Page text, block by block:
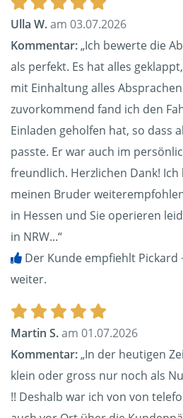
Ulla W.am 03.07.2026
Kommentar:„Ich bewerte die
als perfekt. Es hat alles
mit Einhaltung alles
zuvorkommend fand ich den
Einladen geholfen hat, so dass
passte. Er war auch im
freundlich. Herzlichen Dank! Ich
meinen Bruder
in Hessen und Sie operieren
in NRW...“
Der Kunde empfiehlt Pickard
weiter.
Martin S.am 01.07.2026
Kommentar:„In der heutigen
klein oder gross nur noch als
!! Deshalb war ich von von